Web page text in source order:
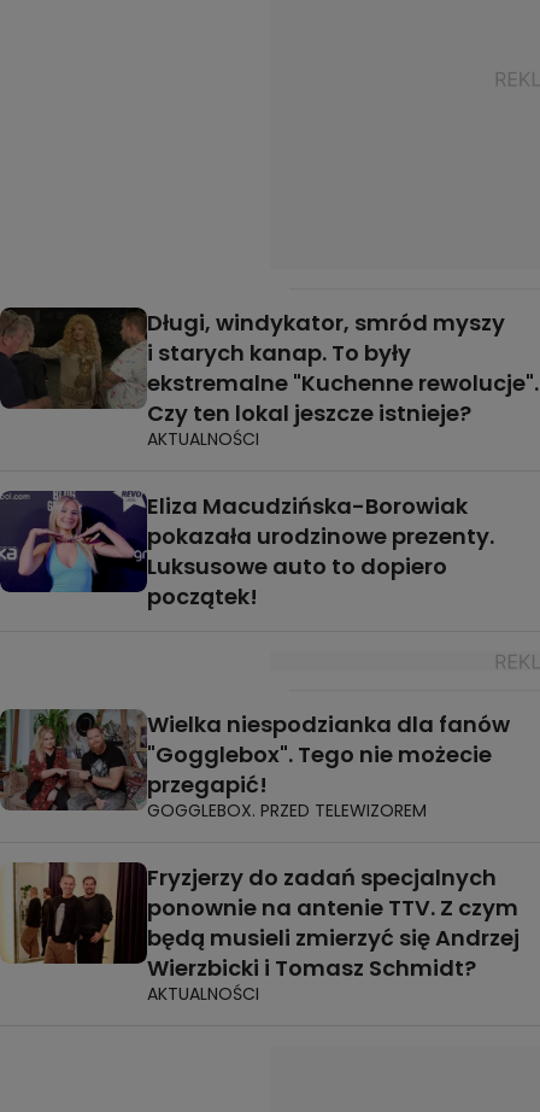
Długi, windykator, smród myszy
i starych kanap. To były
ekstremalne "Kuchenne rewolucje".
Czy ten lokal jeszcze istnieje?
AKTUALNOŚCI
Eliza Macudzińska-Borowiak
pokazała urodzinowe prezenty.
Luksusowe auto to dopiero
początek!
Wielka niespodzianka dla fanów
"Gogglebox". Tego nie możecie
przegapić!
GOGGLEBOX. PRZED TELEWIZOREM
Fryzjerzy do zadań specjalnych
ponownie na antenie TTV. Z czym
będą musieli zmierzyć się Andrzej
Wierzbicki i Tomasz Schmidt?
AKTUALNOŚCI